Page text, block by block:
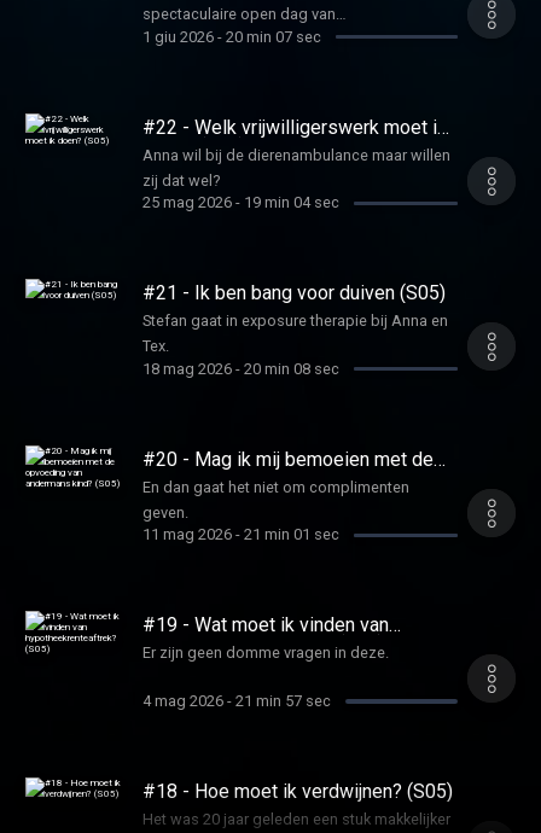
spectaculaire open dag van
bedrijfswetenschappen.
1 giu 2026- 20 min 07 sec
#22 - Welk vrijwilligerswerk moet ik
doen? (S05)
Anna wil bij de dierenambulance maar willen
zij dat wel?
25 mag 2026- 19 min 04 sec
#21 - Ik ben bang voor duiven (S05)
Stefan gaat in exposure therapie bij Anna en
Tex.
18 mag 2026- 20 min 08 sec
#20 - Mag ik mij bemoeien met de
opvoeding van andermans kind?
(S05)
En dan gaat het niet om complimenten
geven.
11 mag 2026- 21 min 01 sec
#19 - Wat moet ik vinden van
hypotheekrenteaftrek? (S05)
Er zijn geen domme vragen in deze.
4 mag 2026- 21 min 57 sec
#18 - Hoe moet ik verdwijnen? (S05)
Het was 20 jaar geleden een stuk makkelijker